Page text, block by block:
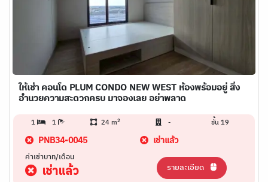
ให้เช่า คอนโด PLUM CONDO NEW WEST ห้องพร้อมอยู่ สิ่ง
อำนวยความสะดวกครบ มาจองเลย อย่าพลาด
1 1 24 m2 - ชั้น 19
PNB34-0045 เช่าแล้ว
ค่าเช่าบาท/เดือน
เช่าแล้ว รายละเอียด